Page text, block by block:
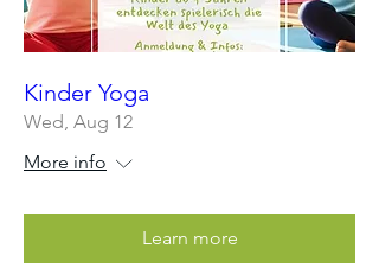
Kinder Yoga
Wed, Aug 12
More info
Learn more